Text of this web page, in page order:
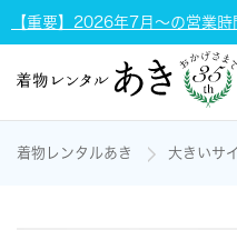
【重要】2026年7月～の営業時
着物レンタルあき 大きいサ